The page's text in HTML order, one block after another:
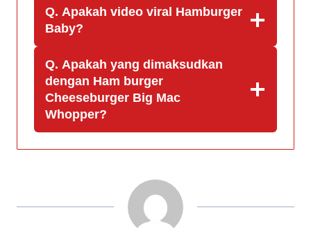
Q. Apakah video viral Hamburger
Baby?
Q. Apakah yang dimaksudkan
dengan Ham burger
Cheeseburger Big Mac
Whopper?